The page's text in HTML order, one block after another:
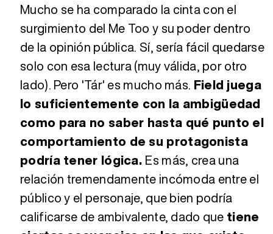
Mucho se ha comparado la cinta con el
surgimiento del Me Too y su poder dentro
de la opinión pública. Sí, sería fácil quedarse
solo con esa lectura (muy válida, por otro
lado). Pero 'Tár' es mucho más. Field juega
lo suficientemente con la ambigüedad
como para no saber hasta qué punto el
comportamiento de su protagonista
podría tener lógica. Es más, crea una
relación tremendamente incómoda entre el
público y el personaje, que bien podría
calificarse de ambivalente, dado que tiene